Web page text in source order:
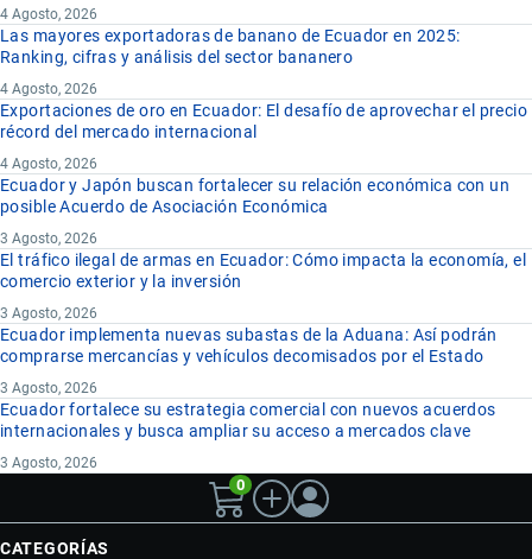
4 Agosto, 2026
Las mayores exportadoras de banano de Ecuador en 2025:
Ranking, cifras y análisis del sector bananero
4 Agosto, 2026
Exportaciones de oro en Ecuador: El desafío de aprovechar el precio
récord del mercado internacional
4 Agosto, 2026
Ecuador y Japón buscan fortalecer su relación económica con un
posible Acuerdo de Asociación Económica
3 Agosto, 2026
El tráfico ilegal de armas en Ecuador: Cómo impacta la economía, el
comercio exterior y la inversión
3 Agosto, 2026
Ecuador implementa nuevas subastas de la Aduana: Así podrán
comprarse mercancías y vehículos decomisados por el Estado
3 Agosto, 2026
Ecuador fortalece su estrategia comercial con nuevos acuerdos
internacionales y busca ampliar su acceso a mercados clave
3 Agosto, 2026
0
CATEGORÍAS